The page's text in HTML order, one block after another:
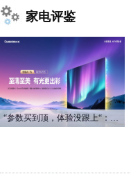
家电评鉴
“参数买到顶，体验没跟上“：长虹追光Q70S给高端电视打了个样